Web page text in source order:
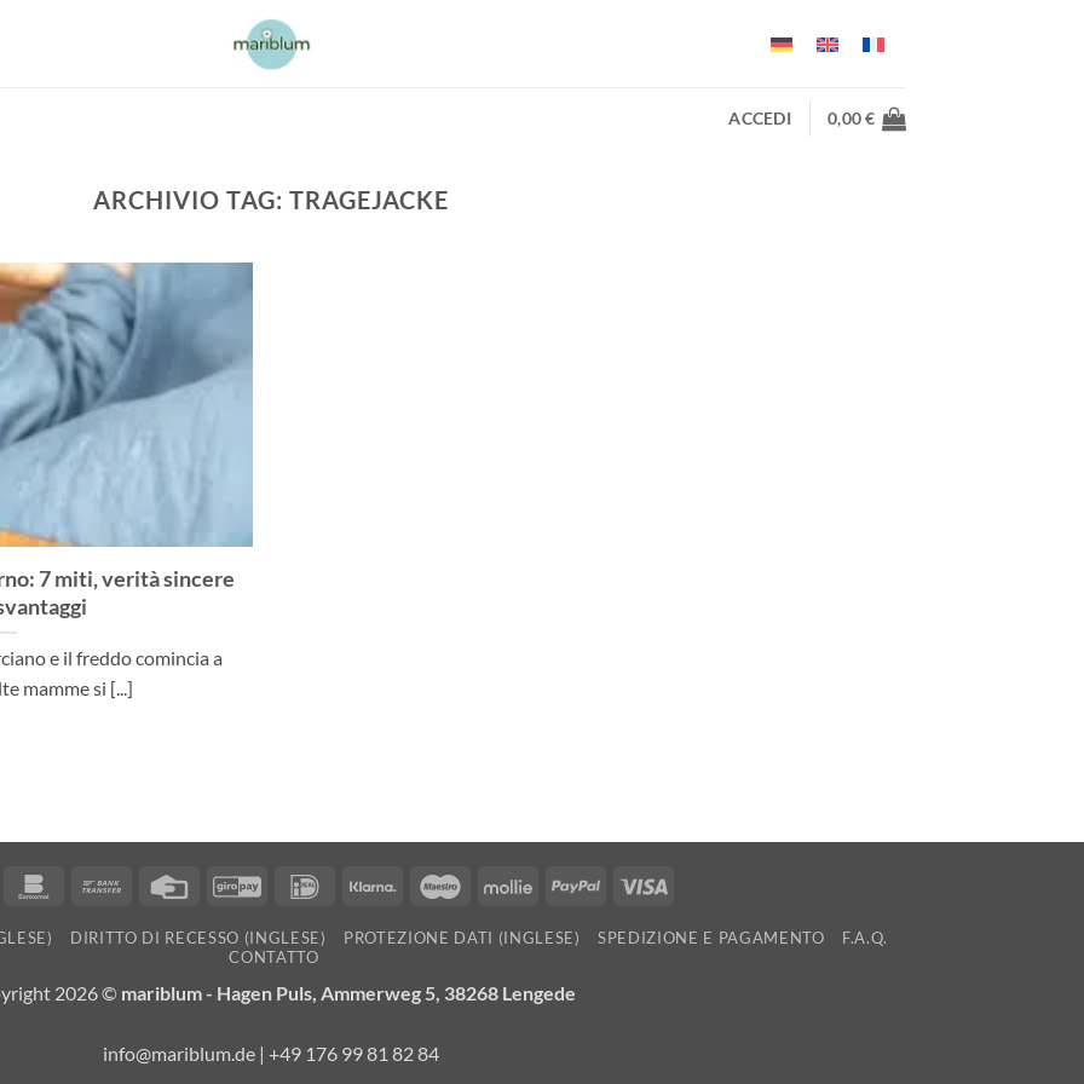
ACCEDI 0,00€
ARCHIVIO TAG: TRAGEJACKE
7 miti, verità sincere
e il freddo comincia a
mamme si [...]
BankomatBank
Credit
GiroPay IDeal Klarna MaestroMollie PayPal
DIRITTO DI RECESSO (INGLESE) PROTEZIONE DATI (INGLESE) SPEDIZIONE E PAGAMENTO
F.A.Q.
CONTATTO
2026 © mariblum - Hagen Puls, Ammerweg 5, 38268 Lengede
info@mariblum.de | +49 176 99 81 82 84